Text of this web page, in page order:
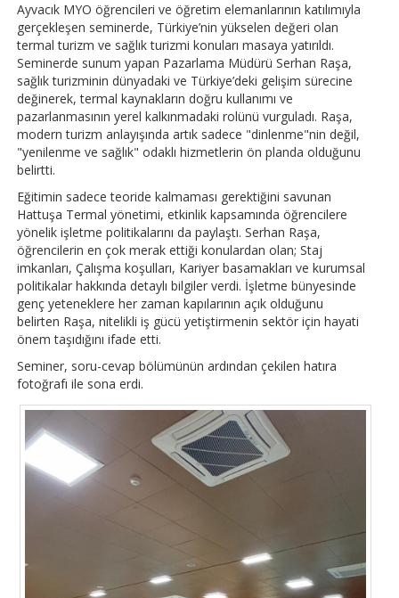
​Ayvacık MYO öğrencileri ve öğretim elemanlarının katılımıyla
gerçekleşen seminerde, Türkiye’nin yükselen değeri olan
termal turizm ve sağlık turizmi konuları masaya yatırıldı. ​
Seminerde sunum yapan Pazarlama Müdürü Serhan Raşa,
sağlık turizminin dünyadaki ve Türkiye’deki gelişim sürecine
değinerek, termal kaynakların doğru kullanımı ve
pazarlanmasının yerel kalkınmadaki rolünü vurguladı. Raşa,
modern turizm anlayışında artık sadece "dinlenme"nin değil,
"yenilenme ve sağlık" odaklı hizmetlerin ön planda olduğunu
belirtti.
​Eğitimin sadece teoride kalmaması gerektiğini savunan
Hattuşa Termal yönetimi, etkinlik kapsamında öğrencilere
yönelik işletme politikalarını da paylaştı. Serhan Raşa,
öğrencilerin en çok merak ettiği konulardan olan; ​Staj
imkanları, ​Çalışma koşulları, ​Kariyer basamakları ve kurumsal
politikalar hakkında detaylı bilgiler verdi. İşletme bünyesinde
genç yeteneklere her zaman kapılarının açık olduğunu
belirten Raşa, nitelikli iş gücü yetiştirmenin sektör için hayati
önem taşıdığını ifade etti.
Seminer, soru-cevap bölümünün ardından çekilen hatıra
fotoğrafı ile sona erdi.